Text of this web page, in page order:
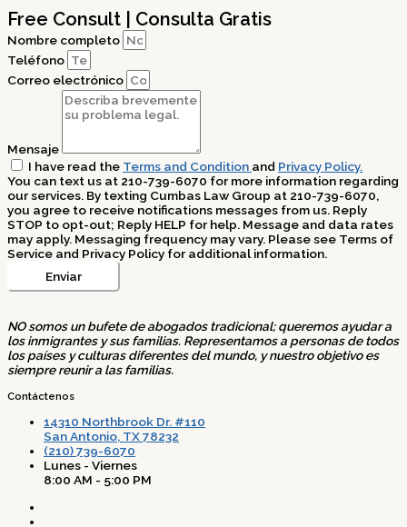
Free Consult | Consulta Gratis
Nombre completo
Teléfono
Correo electrónico
Mensaje
I have read the Terms and Condition and Privacy Policy.
You can text us at 210-739-6070 for more information regarding
our services. By texting Cumbas Law Group at 210-739-6070,
you agree to receive notifications messages from us. Reply
STOP to opt-out; Reply HELP for help. Message and data rates
may apply. Messaging frequency may vary. Please see Terms of
Service and Privacy Policy for additional information.
Enviar
NO somos un bufete de abogados tradicional; queremos ayudar a
los inmigrantes y sus familias. Representamos a personas de todos
los países y culturas diferentes del mundo, y nuestro objetivo es
siempre reunir a las familias.
Contáctenos
14310 Northbrook Dr. #110
San Antonio, TX 78232
(210) 739-6070
Lunes - Viernes
8:00 AM - 5:00 PM